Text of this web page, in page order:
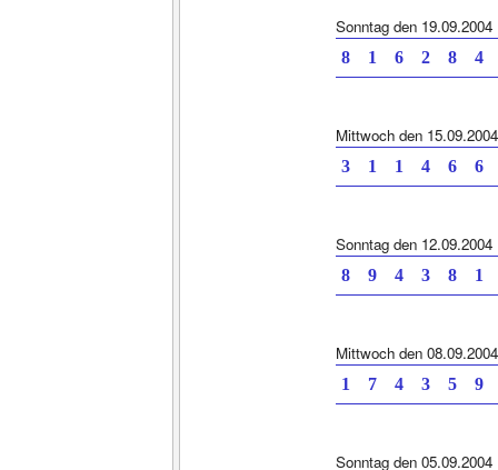
Sonntag den 19.09.2004
8 1 6 2 8
Mittwoch den 15.09.2004
3 1 1 4 6
Sonntag den 12.09.2004
8 9 4 3 8
Mittwoch den 08.09.2004
1 7 4 3 5
Sonntag den 05.09.2004